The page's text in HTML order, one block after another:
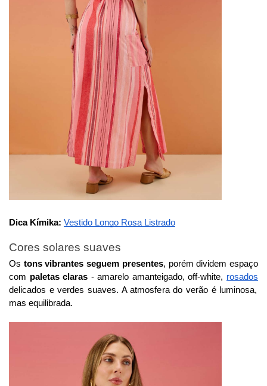
Dica Kímika: Vestido Longo Rosa Listrado
Cores solares suaves
Os tons vibrantes seguem presentes, porém dividem espaço
com paletas claras - amarelo amanteigado, off-white, rosados
delicados e verdes suaves. A atmosfera do verão é luminosa,
mas equilibrada.